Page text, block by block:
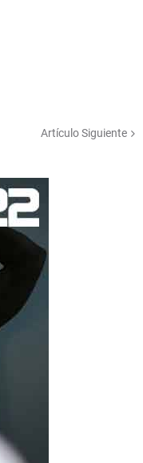
Artículo Siguiente